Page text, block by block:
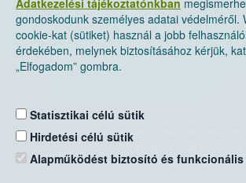
Adatkezelési tájékoztatónkban
gondoskodunk személyes adatai védelméről.
cookie-kat (sütiket) használ a jobb
érdekében, melynek biztosításához kérjük,
„Elfogadom” gombra.
Statisztikai célú sütik
Hirdetési célú sütik
Alapműködést biztosító és
Nemzeti Élelmiszerlánc-biztonsági
Levelezési cím: 1525 Budapest. Pf.